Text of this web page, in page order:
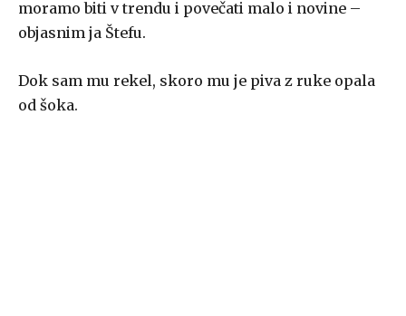
moramo biti v trendu i povečati malo i novine –
objasnim ja Štefu.
Dok sam mu rekel, skoro mu je piva z ruke opala
od šoka.